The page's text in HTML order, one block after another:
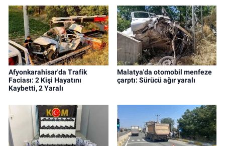
Afyonkarahisar'da Trafik
Faciası: 2 Kişi Hayatını
Kaybetti, 2 Yaralı
Malatya'da otomobil menfeze
çarptı: Sürücü ağır yaralı